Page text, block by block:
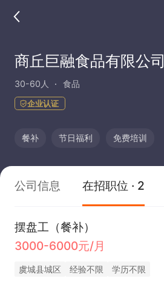
商丘巨融食品有限公司
30-60人 食品
企业认证
餐补 节日福利 免费培训
公司信息 在招职位 · 2
摆盘工（餐补）
3000-6000元/月
虞城县城区 经验不限 学历不限